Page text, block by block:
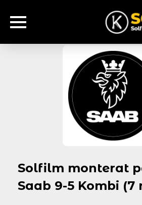
Solfilm monterat
Saab 9-5 Kombi (7